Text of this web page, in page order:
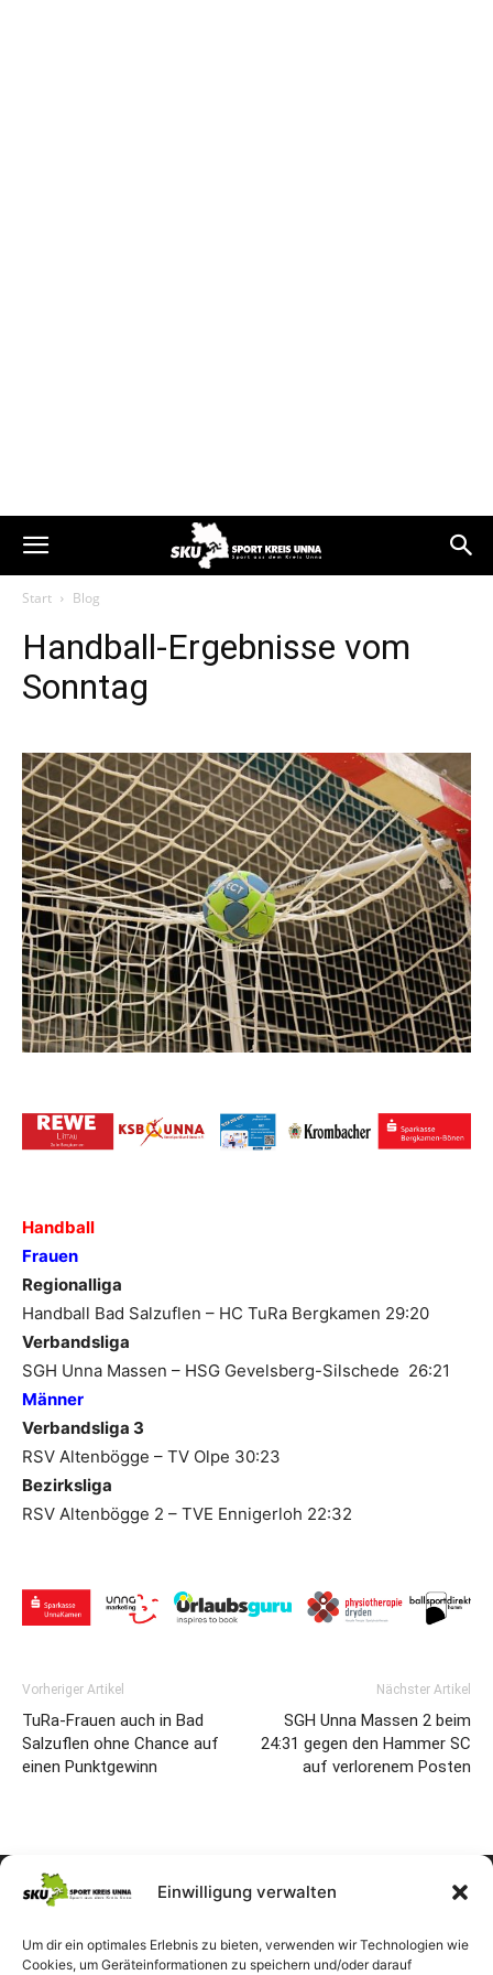
Einwilligung verwalten
Um dir ein optimales Erlebnis zu bieten, verwenden wir Technologien wie
Cookies, um Geräteinformationen zu speichern und/oder darauf
Start Blog
Handball-Ergebnisse vom
Sonntag
Handball
Frauen
Regionalliga
Handball Bad Salzuflen – HC TuRa Bergkamen 29:20
Verbandsliga
SGH Unna Massen – HSG Gevelsberg-Silschede 26:21
Männer
Verbandsliga 3
RSV Altenbögge – TV Olpe 30:23
Bezirksliga
RSV Altenbögge 2 – TVE Ennigerloh 22:32
Vorheriger Artikel
TuRa-Frauen auch in Bad
Salzuflen ohne Chance auf
einen Punktgewinn
Nächster Artikel
SGH Unna Massen 2 beim
24:31 gegen den Hammer SC
auf verlorenem Posten